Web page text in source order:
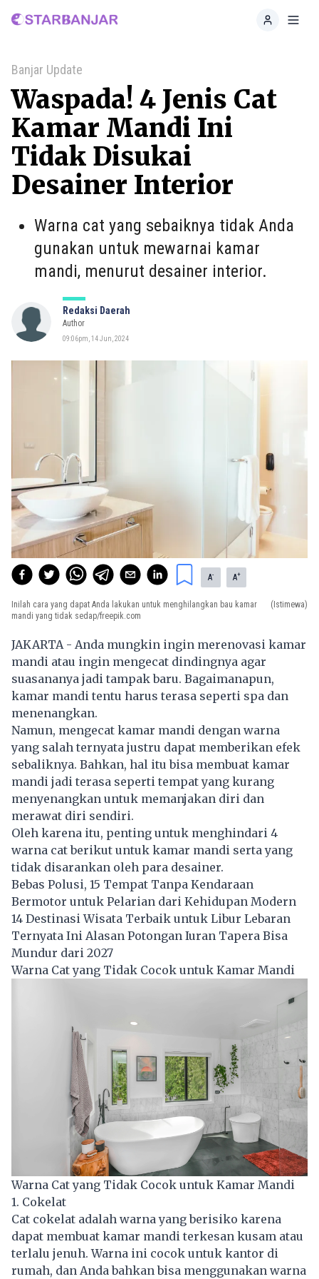
Home
Banjar Update
Waspada! 4 Jenis Cat
Kamar Mandi Ini
Tidak Disukai
Desainer Interior
Warna cat yang sebaiknya tidak Anda
gunakan untuk mewarnai kamar
mandi, menurut desainer interior.
Redaksi Daerah
Author
09:06pm, 14 Jun, 2024
A- A+
Inilah cara yang dapat Anda lakukan untuk menghilangkan bau kamar
mandi yang tidak sedap/freepik.com
(Istimewa)
JAKARTA - Anda mungkin ingin merenovasi kamar
mandi atau ingin mengecat dindingnya agar
suasananya jadi tampak baru. Bagaimanapun,
kamar mandi tentu harus terasa seperti spa dan
menenangkan.
Namun, mengecat kamar mandi dengan warna
yang salah ternyata justru dapat memberikan efek
sebaliknya. Bahkan, hal itu bisa membuat kamar
mandi jadi terasa seperti tempat yang kurang
menyenangkan untuk memanjakan diri dan
merawat diri sendiri.
Oleh karena itu, penting untuk menghindari 4
warna cat berikut untuk kamar mandi serta yang
tidak disarankan oleh para desainer.
Bebas Polusi, 15 Tempat Tanpa Kendaraan
Bermotor untuk Pelarian dari Kehidupan Modern
14 Destinasi Wisata Terbaik untuk Libur Lebaran
Ternyata Ini Alasan Potongan Iuran Tapera Bisa
Mundur dari 2027
Warna Cat yang Tidak Cocok untuk Kamar Mandi
Warna Cat yang Tidak Cocok untuk Kamar Mandi
1. Cokelat
Cat cokelat adalah warna yang berisiko karena
dapat membuat kamar mandi terkesan kusam atau
terlalu jenuh. Warna ini cocok untuk kantor di
rumah, dan Anda bahkan bisa menggunakan warna